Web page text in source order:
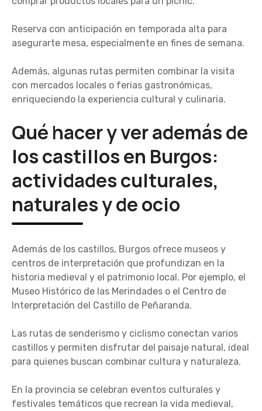
Reserva con anticipación en temporada alta para
asegurarte mesa, especialmente en fines de semana.
Además, algunas rutas permiten combinar la visita
con mercados locales o ferias gastronómicas,
enriqueciendo la experiencia cultural y culinaria.
Qué hacer y ver además de
los castillos en Burgos:
actividades culturales,
naturales y de ocio
Además de los castillos, Burgos ofrece museos y
centros de interpretación que profundizan en la
historia medieval y el patrimonio local. Por ejemplo, el
Museo Histórico de las Merindades o el Centro de
Interpretación del Castillo de Peñaranda.
Las rutas de senderismo y ciclismo conectan varios
castillos y permiten disfrutar del paisaje natural, ideal
para quienes buscan combinar cultura y naturaleza.
En la provincia se celebran eventos culturales y
festivales temáticos que recrean la vida medieval,